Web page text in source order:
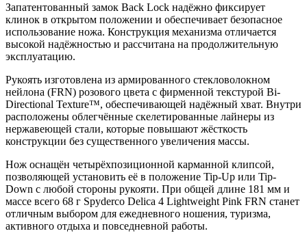
Запатентованный замок Back Lock надёжно фиксирует
клинок в открытом положении и обеспечивает безопасное
использование ножа. Конструкция механизма отличается
высокой надёжностью и рассчитана на продолжительную
эксплуатацию.
Рукоять изготовлена из армированного стекловолокном
нейлона (FRN) розового цвета с фирменной текстурой Bi-
Directional Texture™, обеспечивающей надёжный хват. Внутри
расположены облегчённые скелетированные лайнеры из
нержавеющей стали, которые повышают жёсткость
конструкции без существенного увеличения массы.
Нож оснащён четырёхпозиционной карманной клипсой,
позволяющей установить её в положение Tip-Up или Tip-
Down с любой стороны рукояти. При общей длине 181 мм и
массе всего 68 г Spyderco Delica 4 Lightweight Pink FRN станет
отличным выбором для ежедневного ношения, туризма,
активного отдыха и повседневной работы.